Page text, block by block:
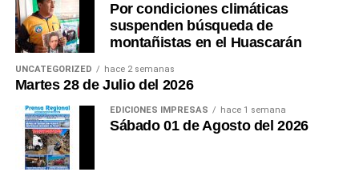
Por condiciones climáticas
suspenden búsqueda de
montañistas en el Huascarán
UNCATEGORIZED hace 2 semanas
Martes 28 de Julio del 2026
EDICIONES IMPRESAS hace 1 semana
Sábado 01 de Agosto del 2026